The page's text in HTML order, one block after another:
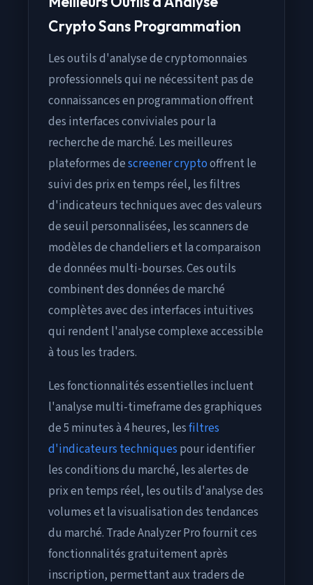
Crypto Sans Programmation
Les outils d'analyse de cryptomonnaies
professionnels qui ne nécessitent pas de
connaissances en programmation offrent
des interfaces conviviales pour la
recherche de marché. Les meilleures
plateformes descreener cryptooffrent le
suivi des prix en temps réel, les filtres
d'indicateurs techniques avec des valeurs
de seuil personnalisées, les scanners de
modèles de chandeliers et la comparaison
de données multi-bourses. Ces outils
combinent des données de marché
complètes avec des interfaces intuitives
qui rendent l'analyse complexe accessible
à tous les traders.
Les fonctionnalités essentielles incluent
l'analyse multi-timeframe des graphiques
de 5 minutes à 4 heures, lesfiltres
d'indicateurs techniques pour identifier
les conditions du marché, les alertes de
prix en temps réel, les outils d'analyse des
volumes et la visualisation des tendances
du marché. Trade Analyzer Pro fournit ces
fonctionnalités gratuitement après
inscription, permettant aux traders de